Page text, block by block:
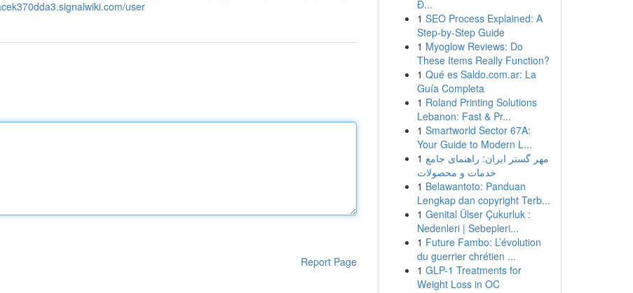
user
Report Page
Đ...
1 SEO Process Explained: A
Step-by-Step Guide
1 Myoglow Reviews: Do
These Items Really Function?
1 Qué es Saldo.com.ar: La
Guía Completa
1 Roland Printing Solutions
Lebanon: Fast & Pr...
1 Smartworld Sector 67A:
Your Guide to Modern L...
1 مهر گستر ایران: راهنمای جامع
خدمات و محصولات
1 Belawantoto: Panduan
Lengkap dan copyright Terb...
1 Genital Ülser Çukurluk :
Nedenleri | Sebepleri...
1 Future Fambo: L’évolution
du guerrier chrétien ...
1 GLP-1 Treatments for
Weight Loss in OC